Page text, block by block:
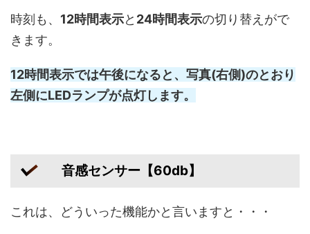
時刻も、 12時間表示と 24時間表示の切り替えがで
きます。
12時間表示では午後になると、写真(右側)のとおり
左側にLEDランプが点灯します。
音感センサー【60db】
これは、どういった機能かと言いますと・・・